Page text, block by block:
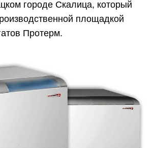
городе Скалица, который
площадкой
Протерм.